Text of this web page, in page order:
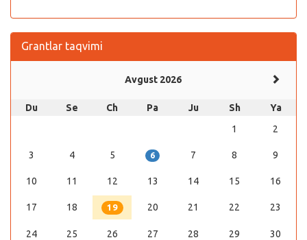
Grantlar taqvimi
Avgust 2026
Du Se Ch Pa Ju Sh
Ya
1
2
3 4 5 6 7 8 9
10 11 12 13 14 15 16
17 18 19 20 21 22 23
24 25 26 27 28 29 30